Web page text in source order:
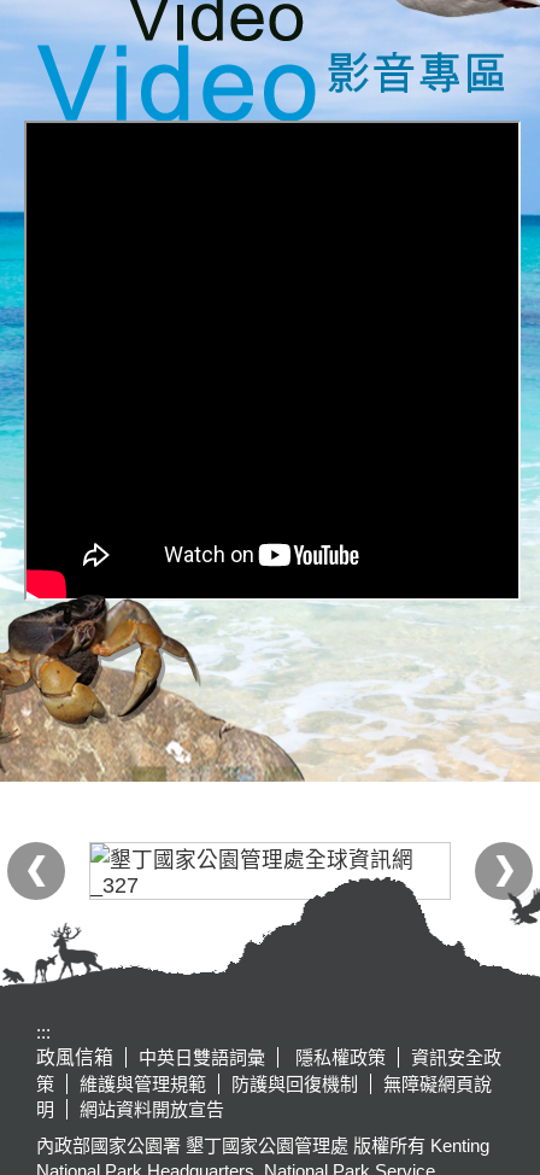
:::
政風信箱
中英日雙語詞彙 隱私權政策
資訊安全政
策
維護與管理規範 防護與回復機制
無障礙網頁說
明
網站資料開放宣告
內政部國家公園署 墾丁國家公園管理處 版權所有 Kenting
National Park Headquarters, National Park Service,